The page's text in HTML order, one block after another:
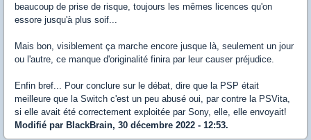
beaucoup de prise de risque, toujours les mêmes licences qu'on
essore jusqu'à plus soif...
Mais bon, visiblement ça marche encore jusque là, seulement un jour
ou l'autre, ce manque d'originalité finira par leur causer préjudice.
Enfin bref... Pour conclure sur le débat, dire que la PSP était
meilleure que la Switch c'est un peu abusé oui, par contre la PSVita,
si elle avait été correctement exploitée par Sony, elle, elle envoyait!
Modifié par BlackBrain, 30 décembre 2022 - 12:53.